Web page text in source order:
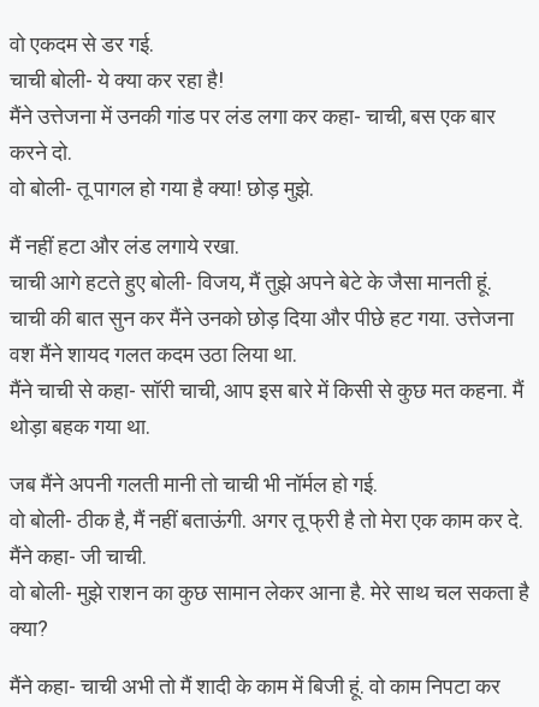
वो एकदम से डर गई.
चाची बोली- ये क्या कर रहा है!
मैंने उत्तेजना में उनकी गांड पर लंड लगा कर कहा- चाची, बस एक बार
करने दो.
वो बोली- तू पागल हो गया है क्या! छोड़ मुझे.
मैं नहीं हटा और लंड लगाये रखा.
चाची आगे हटते हुए बोली- विजय, मैं तुझे अपने बेटे के जैसा मानती हूं.
चाची की बात सुन कर मैंने उनको छोड़ दिया और पीछे हट गया. उत्तेजना
वश मैंने शायद गलत कदम उठा लिया था.
मैंने चाची से कहा- सॉरी चाची, आप इस बारे में किसी से कुछ मत कहना. मैं
थोड़ा बहक गया था.
जब मैंने अपनी गलती मानी तो चाची भी नॉर्मल हो गई.
वो बोली- ठीक है, मैं नहीं बताऊंगी. अगर तू फ्री है तो मेरा एक काम कर दे.
मैंने कहा- जी चाची.
वो बोली- मुझे राशन का कुछ सामान लेकर आना है. मेरे साथ चल सकता है
क्या?
मैंने कहा- चाची अभी तो मैं शादी के काम में बिजी हूं. वो काम निपटा कर